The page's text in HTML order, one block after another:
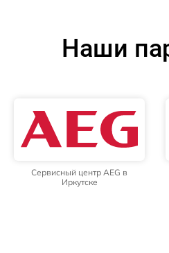
Наши
Сервисный центр AEG в
Иркутске